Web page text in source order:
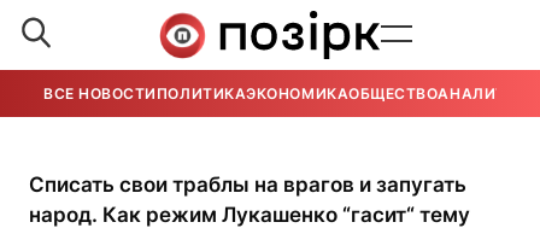
ВСЕ НОВОСТИ ПОЛИТИКАЭКОНОМИКАОБЩЕСТВОАНАЛИТИКА
Списать свои траблы на врагов и запугать
народ. Как режим Лукашенко “гасит“ тему